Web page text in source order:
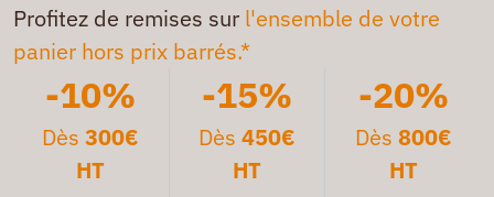
Profitez de remises sur l'ensemble de votre
panier hors prix barrés.*
-10%
Dès300€
HT
-15%
Dès 450€
HT
-20%
Dès 800€
HT